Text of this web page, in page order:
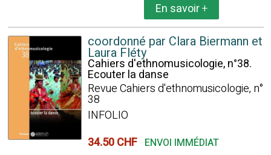
En savoir+
coordonné par Clara Biermann et
Laura Fléty
Cahiers d'ethnomusicologie, n°38.
Ecouter la danse
Revue Cahiers d'ethnomusicologie, n°
38
INFOLIO
34.50 CHF ENVOI IMMÉDIAT